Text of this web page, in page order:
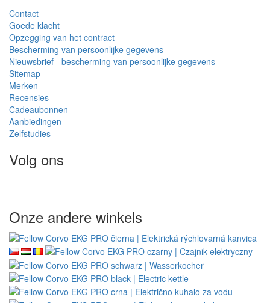
Contact
Goede klacht
Opzegging van het contract
Bescherming van persoonlijke gegevens
Nieuwsbrief - bescherming van persoonlijke gegevens
Sitemap
Merken
Recensies
Cadeaubonnen
Aanbiedingen
Zelfstudies
Volg ons
Onze andere winkels